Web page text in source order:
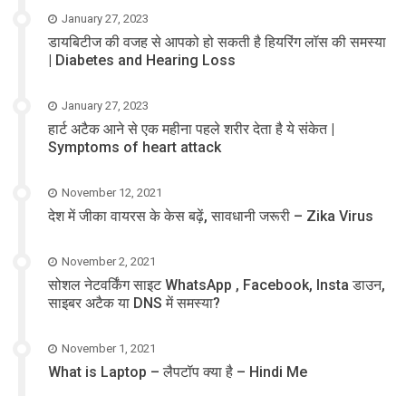
January 27, 2023
डायबिटीज की वजह से आपको हो सकती है हियरिंग लॉस की समस्या
| Diabetes and Hearing Loss
January 27, 2023
हार्ट अटैक आने से एक महीना पहले शरीर देता है ये संकेत |
Symptoms of heart attack
November 12, 2021
देश में जीका वायरस के केस बढ़ें, सावधानी जरूरी – Zika Virus
November 2, 2021
सोशल नेटवर्किंग साइट WhatsApp , Facebook, Insta डाउन,
साइबर अटैक या DNS में समस्या?
November 1, 2021
What is Laptop – लैपटॉप क्या है – Hindi Me